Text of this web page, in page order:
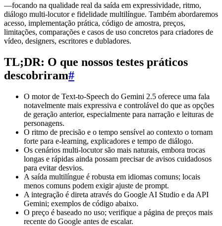
—focando na qualidade real da saída em expressividade, ritmo,
diálogo multi-locutor e fidelidade multilíngue. Também abordaremos
acesso, implementação prática, código de amostra, preços,
limitações, comparações e casos de uso concretos para criadores de
vídeo, designers, escritores e dubladores.
TL;DR: O que nossos testes práticos
descobriram#
O motor de Text-to-Speech do Gemini 2.5 oferece uma fala
notavelmente mais expressiva e controlável do que as opções
de geração anterior, especialmente para narração e leituras de
personagens.
O ritmo de precisão e o tempo sensível ao contexto o tornam
forte para e-learning, explicadores e tempo de diálogo.
Os cenários multi-locutor são mais naturais, embora trocas
longas e rápidas ainda possam precisar de avisos cuidadosos
para evitar desvios.
A saída multilíngue é robusta em idiomas comuns; locais
menos comuns podem exigir ajuste de prompt.
A integração é direta através do Google AI Studio e da API
Gemini; exemplos de código abaixo.
O preço é baseado no uso; verifique a página de preços mais
recente do Google antes de escalar.